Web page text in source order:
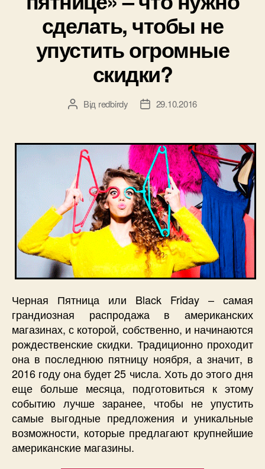
сделать, чтобы не
упустить огромные
скидки?
Автор
Від redbirdy
Дата29.10.2016
Черная Пятница или Black Friday – самая
грандиозная распродажа в американских
магазинах, с которой, собственно, и начинаются
рождественские скидки. Традиционно проходит
она в последнюю пятницу ноября, а значит, в
2016 году она будет 25 числа. Хоть до этого дня
еще больше месяца, подготовиться к этому
событию лучше заранее, чтобы не упустить
самые выгодные предложения и уникальные
возможности, которые предлагают крупнейшие
американские магазины.